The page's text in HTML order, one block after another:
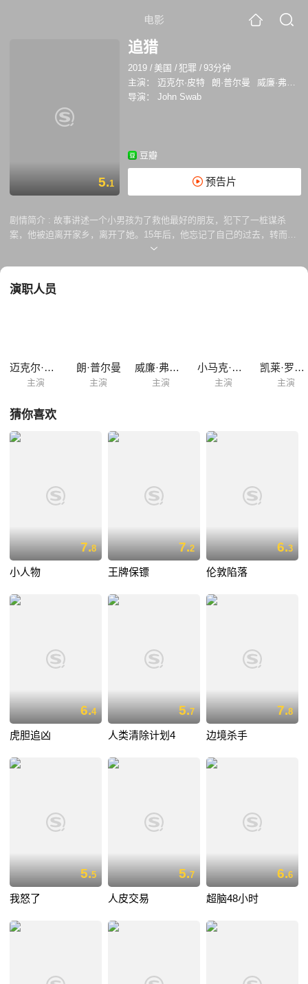
电影
5.1
追猎
2019 / 美国 /犯罪 /93分钟
主演：
迈克尔·皮特 朗·普尔曼
威廉·弗西斯
导演：
John Swab
豆瓣
预告片
剧情简介 : 故事讲述一个小男孩为了救他最好的朋友，犯下了一桩谋杀
案，他被迫离开家乡，离开了她。15年后，他忘记了自己的过去，转而加
入了当地的一个帮派。当他最好的朋友搬到城市，做起了私人侦探的工作
演职人员
迈克尔·皮特
主演
朗·普尔曼
主演
威廉·弗西斯
主演
小马克·布恩
主演
凯莱·罗杰斯
主演
猜你喜欢
7.8
小人物
7.2
王牌保镖
6.3
伦敦陷落
6.4
虎胆追凶
5.7
人类清除计划4
7.8
边境杀手
5.5
我怒了
5.7
人皮交易
6.6
超脑48小时